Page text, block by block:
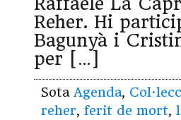
Reher. Hi
Bagunyà i
per […]
Sota Agenda,
reher, ferit de mort,